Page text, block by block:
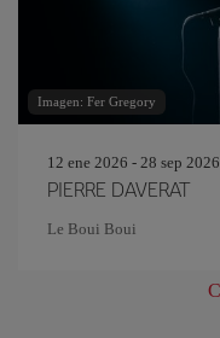
Imagen: Fer Gregory
12 ene 2026 - 28 sep 2026
PIERRE DAVERAT
Le Boui Boui